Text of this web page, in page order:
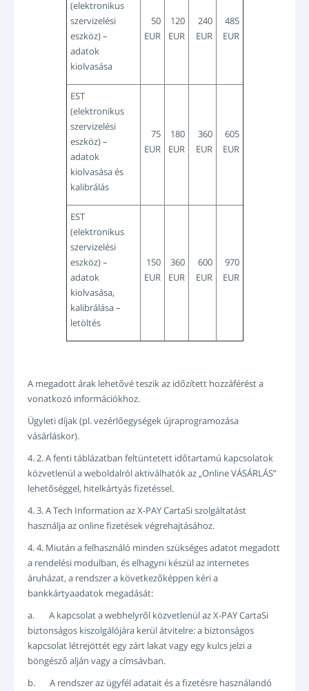
(elektronikus
szervizelési
eszköz) –
adatok
kiolvasása
50
EUR
120
EUR
240
EUR
485
EUR
EST
(elektronikus
szervizelési
eszköz) –
adatok
kiolvasása és
kalibrálás
75
EUR
180
EUR
360
EUR
605
EUR
EST
(elektronikus
szervizelési
eszköz) –
adatok
kiolvasása,
kalibrálása –
letöltés
150
EUR
360
EUR
600
EUR
970
EUR
A megadott árak lehetővé teszik az időzített hozzáférést a
vonatkozó információkhoz.
Ügyleti díjak (pl. vezérlőegységek újraprogramozása
vásárláskor).
4. 2. A fenti táblázatban feltüntetett időtartamú kapcsolatok
közvetlenül a weboldalról aktiválhatók az „Online VÁSÁRLÁS”
lehetőséggel, hitelkártyás fizetéssel.
4. 3. A Tech Information az X-PAY CartaSi szolgáltatást
használja az online fizetések végrehajtásához.
4. 4. Miután a felhasználó minden szükséges adatot megadott
a rendelési modulban, és elhagyni készül az internetes
áruházat, a rendszer a következőképpen kéri a
bankkártyaadatok megadását:
a. A kapcsolat a webhelyről közvetlenül az X-PAY CartaSi
biztonságos kiszolgálójára kerül átvitelre: a biztonságos
kapcsolat létrejöttét egy zárt lakat vagy egy kulcs jelzi a
böngésző alján vagy a címsávban.
b. A rendszer az ügyfél adatait és a fizetésre használandó